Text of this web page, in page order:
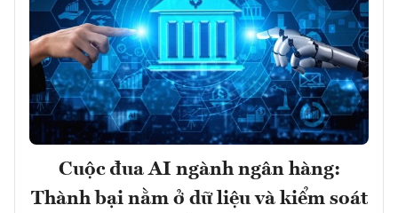
Cuộc đua AI ngành ngân hàng:
Thành bại nằm ở dữ liệu và kiểm soát